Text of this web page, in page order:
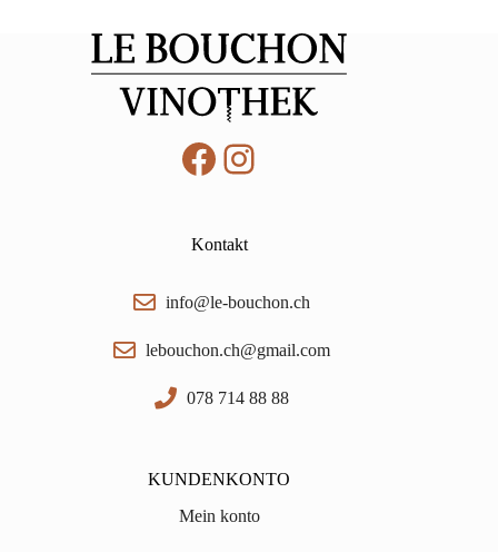
Facebook
Instagram
Kontakt
info@le-bouchon.ch
lebouchon.ch@gmail.com
078 714 88 88
KUNDENKONTO
Mein konto